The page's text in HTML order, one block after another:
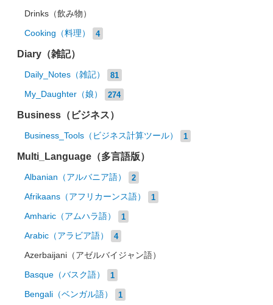
Drinks（飲み物）
Cooking（料理） 4
Diary（雑記）
Daily_Notes（雑記） 81
My_Daughter（娘） 274
Business（ビジネス）
Business_Tools（ビジネス計算ツール） 1
Multi_Language（多言語版）
Albanian（アルバニア語） 2
Afrikaans（アフリカーンス語） 1
Amharic（アムハラ語） 1
Arabic（アラビア語） 4
Azerbaijani（アゼルバイジャン語）
Basque（バスク語） 1
Bengali（ベンガル語） 1